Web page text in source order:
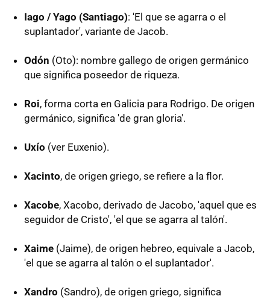
Iago / Yago (Santiago): 'El que se agarra o el
suplantador', variante de Jacob.
Odón (Oto): nombre gallego de origen germánico
que significa poseedor de riqueza.
Roi, forma corta en Galicia para Rodrigo. De origen
germánico, significa 'de gran gloria'.
Uxío (ver Euxenio).
Xacinto, de origen griego, se refiere a la flor.
Xacobe, Xacobo, derivado de Jacobo, 'aquel que es
seguidor de Cristo', 'el que se agarra al talón'.
Xaime (Jaime), de origen hebreo, equivale a Jacob,
'el que se agarra al talón o el suplantador'.
Xandro (Sandro), de origen griego, significa